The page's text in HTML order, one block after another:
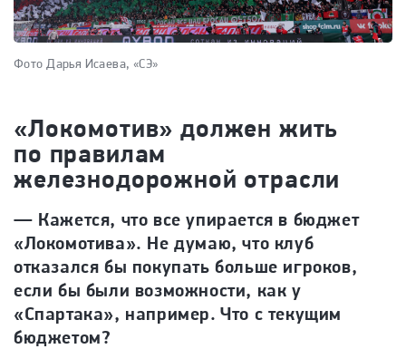
Фото Дарья Исаева, «СЭ»
«Локомотив» должен жить
по правилам
железнодорожной отрасли
— Кажется, что все упирается в бюджет
«Локомотива». Не думаю, что клуб
отказался бы покупать больше игроков,
если бы были возможности, как у
«Спартака», например. Что с текущим
бюджетом?